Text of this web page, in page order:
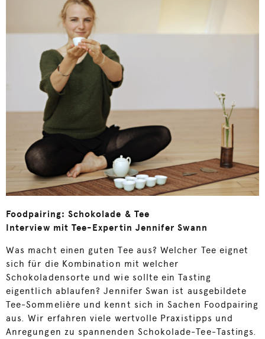
Foodpairing: Schokolade & Tee
Interview mit Tee-Expertin Jennifer Swann
Was macht einen guten Tee aus? Welcher Tee eignet
sich für die Kombination mit welcher
Schokoladensorte und wie sollte ein Tasting
eigentlich ablaufen? Jennifer Swan ist ausgebildete
Tee-Sommelière und kennt sich in Sachen Foodpairing
aus. Wir erfahren viele wertvolle Praxistipps und
Anregungen zu spannenden Schokolade-Tee-Tastings.